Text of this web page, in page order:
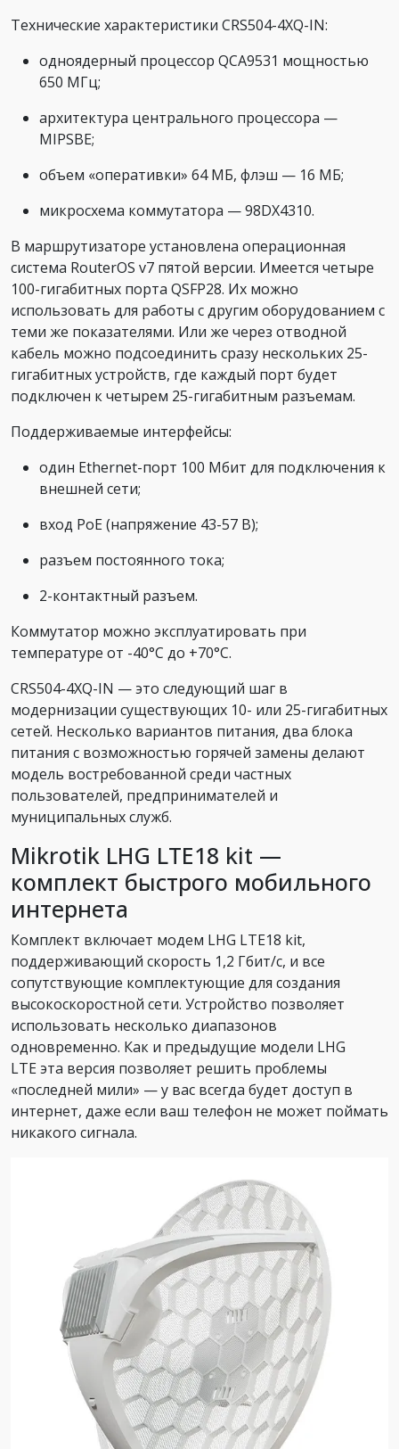
Технические характеристики CRS504-4XQ-IN:
одноядерный процессор QCA9531 мощностью
650 МГц;
архитектура центрального процессора —
MIPSBE;
объем «оперативки» 64 МБ, флэш — 16 МБ;
микросхема коммутатора — 98DX4310.
В маршрутизаторе установлена операционная
система RouterOS v7 пятой версии. Имеется четыре
100-гигабитных порта QSFP28. Их можно
использовать для работы с другим оборудованием с
теми же показателями. Или же через отводной
кабель можно подсоединить сразу нескольких 25-
гигабитных устройств, где каждый порт будет
подключен к четырем 25-гигабитным разъемам.
Поддерживаемые интерфейсы:
один Ethernet-порт 100 Мбит для подключения к
внешней сети;
вход PoE (напряжение 43-57 В);
разъем постоянного тока;
2-контактный разъем.
Коммутатор можно эксплуатировать при
температуре от -40°C до +70°C.
CRS504-4XQ-IN — это следующий шаг в
модернизации существующих 10- или 25-гигабитных
сетей. Несколько вариантов питания, два блока
питания с возможностью горячей замены делают
модель востребованной среди частных
пользователей, предпринимателей и
муниципальных служб.
Mikrotik LHG LTE18 kit —
комплект быстрого мобильного
интернета
Комплект включает модем LHG LTE18 kit,
поддерживающий скорость 1,2 Гбит/с, и все
сопутствующие комплектующие для создания
высокоскоростной сети. Устройство позволяет
использовать несколько диапазонов
одновременно. Как и предыдущие модели LHG
LTE эта версия позволяет решить проблемы
«последней мили» — у вас всегда будет доступ в
интернет, даже если ваш телефон не может поймать
никакого сигнала.